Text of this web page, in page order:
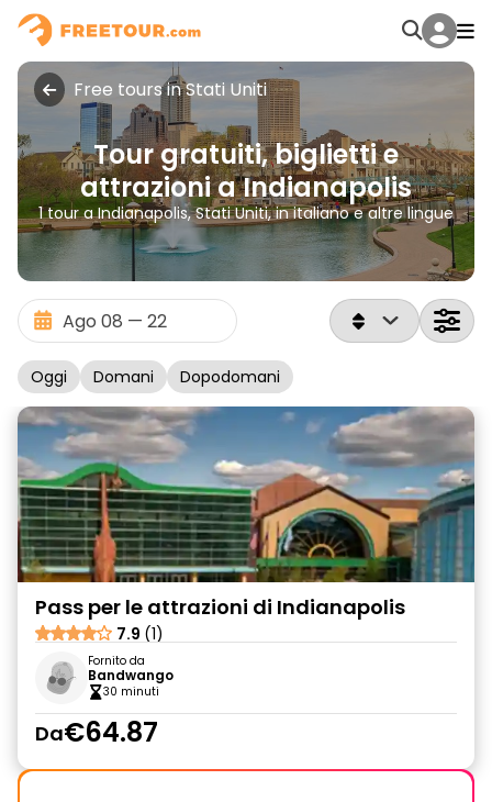
Free tours in Stati Uniti
Tour gratuiti, biglietti e
attrazioni a Indianapolis
1 tour a Indianapolis, Stati Uniti, in italiano e altre lingue
Oggi Domani Dopodomani
Pass per le attrazioni di Indianapolis
7.9 (1)
Fornito da
Bandwango
30 minuti
Da€64.87